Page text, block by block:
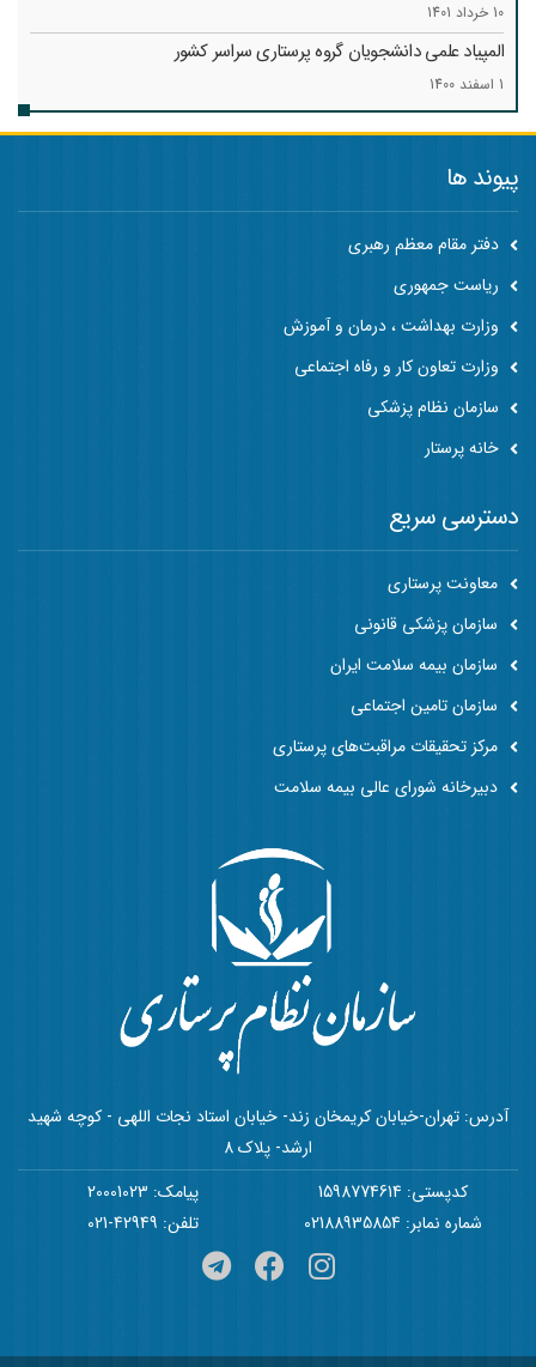
10 خرداد 1401
المپیاد علمی دانشجویان گروه پرستاری سراسر کشور
1 اسفند 1400
پیوند ها
دفتر مقام معظم رهبری
ریاست جمهوری
وزارت بهداشت ، درمان و آموزش
وزارت تعاون کار و رفاه اجتماعی
سازمان نظام پزشکی
خانه پرستار
آدرس: تهران-خیابان کریمخان زند- خیابان استاد نجات اللهی - کوچه شهید
ارشد- پلاک 8
کدپستی: 1598774614
پیامک: 20001023
شماره نمابر: 02188935854
تلفن: 42949-021
دسترسی سریع
معاونت پرستاری
سازمان پزشکی قانونی
سازمان بیمه سلامت ایران
سازمان تامین اجتماعی
مرکز تحقیقات مراقبت‌های پرستاری
دبیرخانه شورای عالی بیمه سلامت